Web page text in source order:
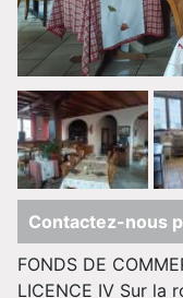
Contactez-nous
FONDS DE
LICENCE IV Sur la